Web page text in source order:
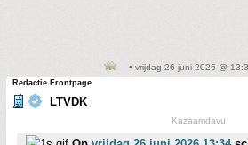
• vrijdag 26 juni 2026 @
Redactie Frontpage
LTVDK
Kazaamdavu